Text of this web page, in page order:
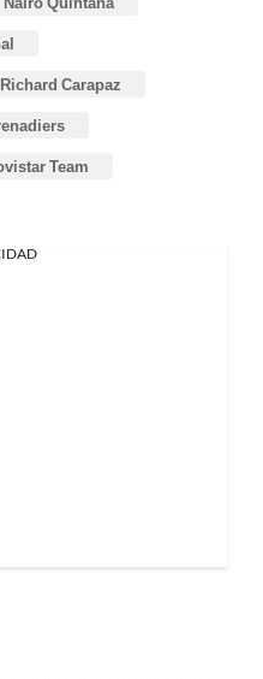
Richard Carapaz
Team